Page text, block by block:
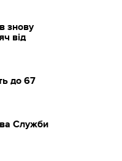
знову
від
до 67
Служби